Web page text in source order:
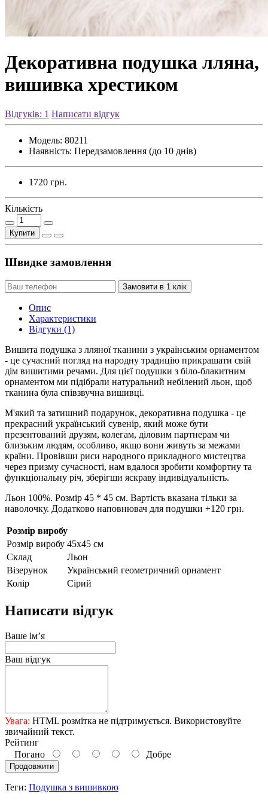
Декоративна подушка лляна,
вишивка хрестиком
Відгуків: 1 Написати відгук
Модель: 80211
Наявність: Передзамовлення (до 10 днів)
1720 грн.
Кількість
Купити
Швидке замовлення
Замовити в 1 клік
Опис
Характеристики
Відгуки (1)
Вишита подушка з лляної тканини з українським орнаментом
- це сучасний погляд на народну традицію прикрашати свій
дім вишитими речами. Для цієї подушки з біло-блакитним
орнаментом ми підібрали натуральний небілений льон, щоб
тканина була співзвучна вишивці.
М'який та затишний подарунок, декоративна подушка - це
прекрасний український сувенір, який може бути
презентований друзям, колегам, діловим партнерам чи
близьким людям, особливо, якщо вони живуть за межами
країни. Провівши риси народного прикладного мистецтва
через призму сучасності, нам вдалося зробити комфортну та
функціональну річ, зберігши яскраву індивідуальність.
Льон 100%. Розмір 45 * 45 см. Вартість вказана тільки за
наволочку. Додатково наповнювач для подушки +120 грн.
Розмір виробу
Розмір виробу 45х45 см
Склад
Льон
Візерунок
Український геометричний орнамент
Колір
Сірий
Написати відгук
Ваше ім’я
Ваш відгук
Увага: HTML розмітка не підтримується. Використовуйте
звичайний текст.
Рейтинг
Погано
Добре
Продовжити
Теги: Подушка з вишивкою